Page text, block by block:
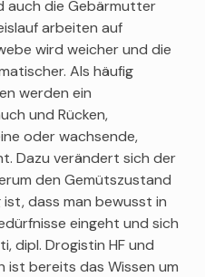
auch die Gebärmutter
arbeiten auf
wird weicher und die
Als häufig
werden ein
und Rücken,
oder wachsende,
Dazu verändert sich der
den Gemütszustand
dass man bewusst in
eingeht und sich
dipl. Drogistin HF und
ist bereits das Wissen um